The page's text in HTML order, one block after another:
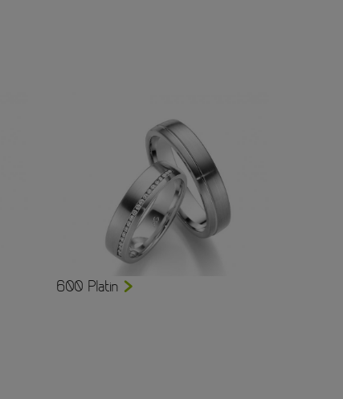
600 Platin